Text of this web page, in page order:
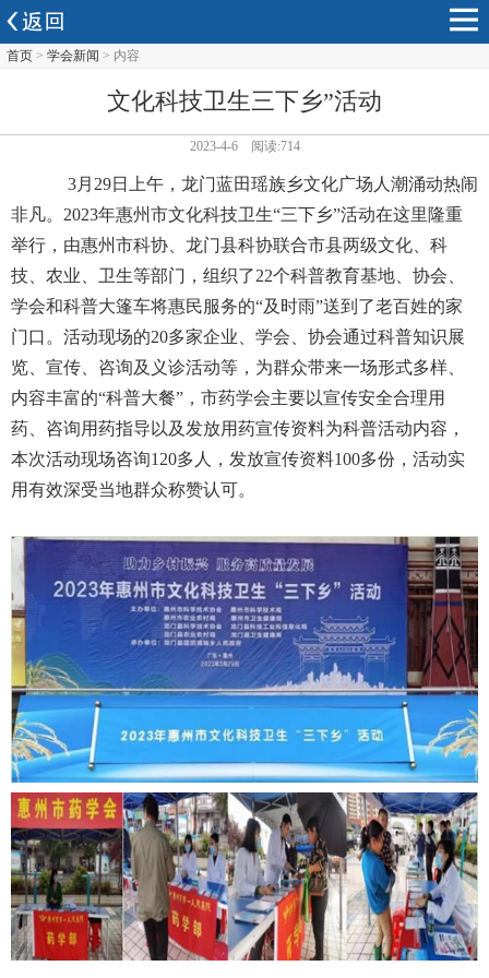
首页 > 学会新闻 > 内容
文化科技卫生三下乡”活动
2023-4-6 阅读:714
3月29日上午，龙门蓝田瑶族乡文化广场人潮涌动热闹
非凡。2023年惠州市文化科技卫生“三下乡”活动在这里隆重
举行，由惠州市科协、龙门县科协联合市县两级文化、科
技、农业、卫生等部门，组织了22个科普教育基地、协会、
学会和科普大篷车将惠民服务的“及时雨”送到了老百姓的家
门口。活动现场的20多家企业、学会、协会通过科普知识展
览、宣传、咨询及义诊活动等，为群众带来一场形式多样、
内容丰富的“科普大餐”，市药学会主要以宣传安全合理用
药、咨询用药指导以及发放用药宣传资料为科普活动内容，
本次活动现场咨询120多人，发放宣传资料100多份，活动实
用有效深受当地群众称赞认可。